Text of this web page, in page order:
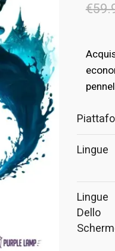
€
Lingue
Lingue
Dello